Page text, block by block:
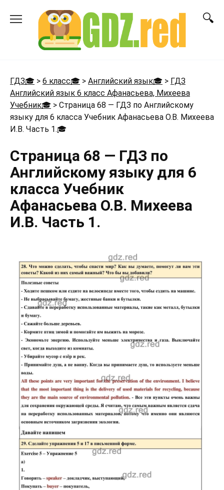
ГДЗ🎓 > 6 класс🎓 > Английский язык🎓 > ГДЗ
Английский язык 6 класс Афанасьева, Михеева
Учебник🎓 > Страница 68 — ГДЗ по Английскому
языку для 6 класса Учебник Афанасьева О.В. Михеева
И.В. Часть 1.🎓
Страница 68 — ГДЗ по
Английскому языку для 6
класса Учебник
Афанасьева О.В. Михеева
И.В. Часть 1.